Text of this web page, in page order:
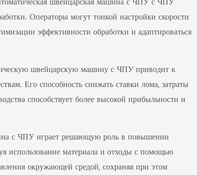
Операторы могут тонкой настройки скорости
эффективности обработки и адаптироваться
швейцарскую машину с ЧПУ приводит к
Его способность снижать ставки лома, затраты
способствует более высокой прибыльности и
с ЧПУ играет решающую роль в повышении
использование материала и отходы с помощью
окружающей средой, сохраняя при этом